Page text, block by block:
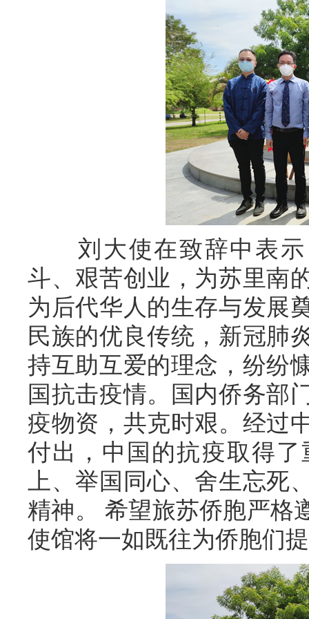
刘大使在致辞中表示
斗、艰苦创业，为苏里南
为后代华人的生存与发展
民族的优良传统，新冠肺
持互助互爱的理念，纷纷
国抗击疫情。国内侨务部
疫物资，共克时艰。经过
付出，中国的抗疫取得
上、举国同心、舍生忘死
精神。 希望旅苏侨胞严格
使馆将一如既往为侨胞们